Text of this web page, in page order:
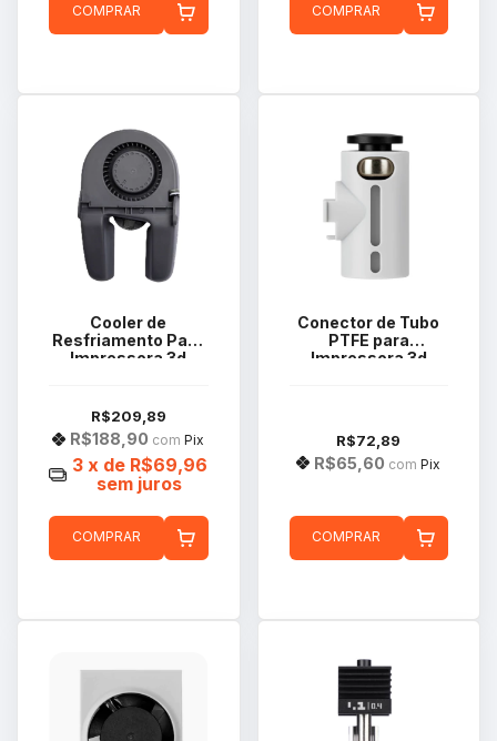
COMPRAR COMPRAR
Cooler de
Resfriamento Para
Impressora 3d
R$209,89
R$188,90 com Pix
3 x de R$69,96
sem juros
COMPRAR
Conector de Tubo
PTFE para
Impressora 3d
R$72,89
R$65,60 com Pix
COMPRAR